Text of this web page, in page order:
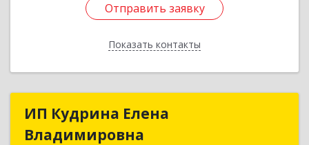
Отправить заявку
Показать контакты
Отправить заявку
Назад
ИП Кудрина Елена
Владимировна
ИП Кудрина Елена